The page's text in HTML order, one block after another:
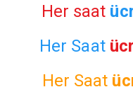
Her saat
Her Saat
Her Saat